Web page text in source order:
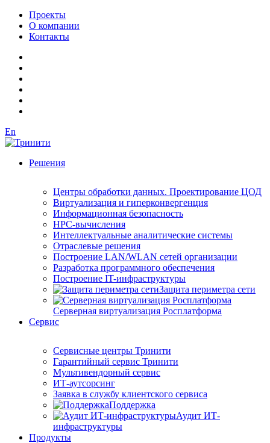
Проекты
О компании
Контакты
En
Решения
Центры обработки данных. Проектирование ЦОД
Виртуализация и гиперконвергенция
Информационная безопасность
HPC-вычисления
Интеллектуальные аналитические системы
Отраслевые решения
Построение LAN/WLAN сетей организации
Разработка программного обеспечения
Построение IT-инфраструктуры
Защита периметра сети
Серверная виртуализация Росплатформа
Сервис
Сервисные центры Тринити
Гарантийный сервис Тринити
Мультивендорный сервис
ИТ-аутсорсинг
Заявка в службу клиентского сервиса
Поддержка
Аудит ИТ-
инфраструктуры
Продукты